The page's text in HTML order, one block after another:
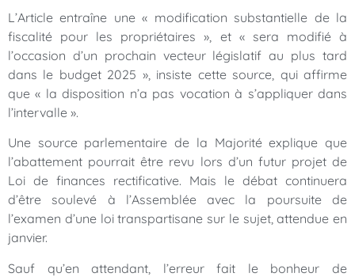
L’Article entraîne une « modification substantielle de la
fiscalité pour les propriétaires », et « sera modifié à
l’occasion d’un prochain vecteur législatif au plus tard
dans le budget 2025 », insiste cette source, qui affirme
que « la disposition n’a pas vocation à s’appliquer dans
l’intervalle ».
Une source parlementaire de la Majorité explique que
l’abattement pourrait être revu lors d’un futur projet de
Loi de finances rectificative. Mais le débat continuera
d’être soulevé à l’Assemblée avec la poursuite de
l’examen d’une loi transpartisane sur le sujet, attendue en
janvier.
Sauf qu’en attendant, l’erreur fait le bonheur de